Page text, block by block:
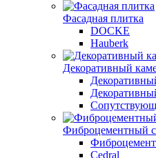
Фасадная плитка
DOCKE
Hauberk
Декоративный
Фиброцементный
Cedral